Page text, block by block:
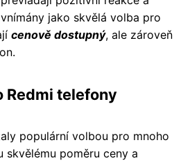
jako skvělá volba pro
cenově dostupný, ale zároveň
Redmi telefony
populární volbou pro mnoho
skvělému poměru ceny a